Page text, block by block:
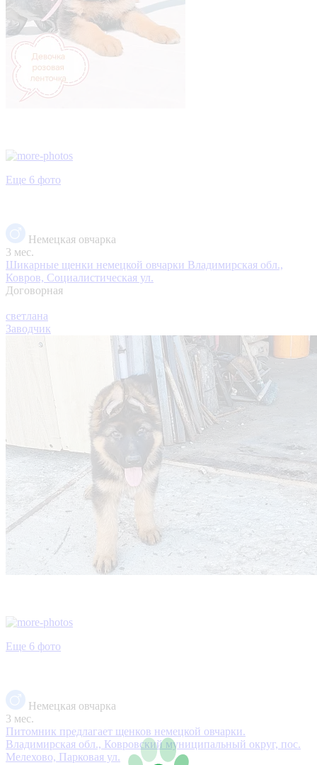
Еще 6 фото
Немецкая овчарка
3 мес.
Шикарные щенки немецкой овчарки Владимирская обл.,
Ковров, Социалистическая ул.
Договорная
светлана
Заводчик
Еще 6 фото
Немецкая овчарка
3 мес.
Питомник предлагает щенков немецкой овчарки.
Владимирская обл., Ковровский муниципальный округ, пос.
Мелехово, Парковая ул.